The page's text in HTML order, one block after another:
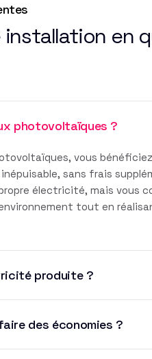
en
photovoltaïques ?
vous
sans frais
électricité, mais vous
tout en
produite ?
des économies ?